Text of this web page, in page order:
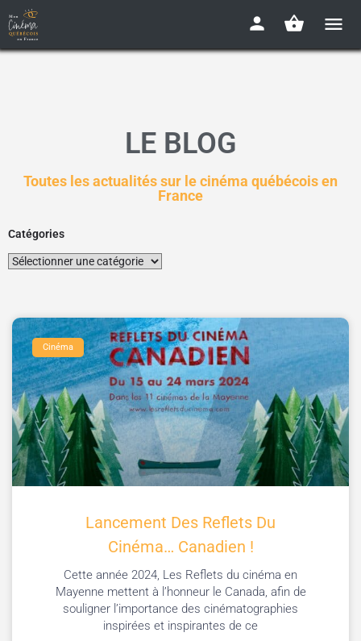
LE BLOG
Toutes les actualités sur le cinéma québécois en
France
Catégories
Cinéma
Lancement Des Reflets Du
Cinéma… Canadien !
Cette année 2024, Les Reflets du cinéma en
Mayenne mettent à l’honneur le Canada, afin de
souligner l’importance des cinématographies
inspirées et inspirantes de ce